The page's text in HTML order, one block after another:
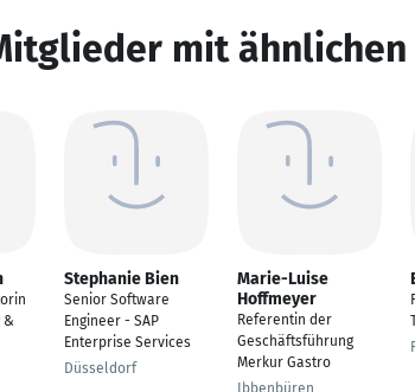
mit
&
Stephanie Bien
Senior Software
Engineer - SAP
Enterprise Services
Düsseldorf
Marie-Luise
Hoffmeyer
Referentin der
Geschäftsführung
Merkur Gastro
Ibbenbüren